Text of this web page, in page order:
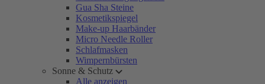
Gua Sha Steine
Kosmetikspiegel
Make-up Haarbänder
Micro Needle Roller
Schlafmasken
Wimpernbürsten
Sonne & Schutz
Alle anzeigen